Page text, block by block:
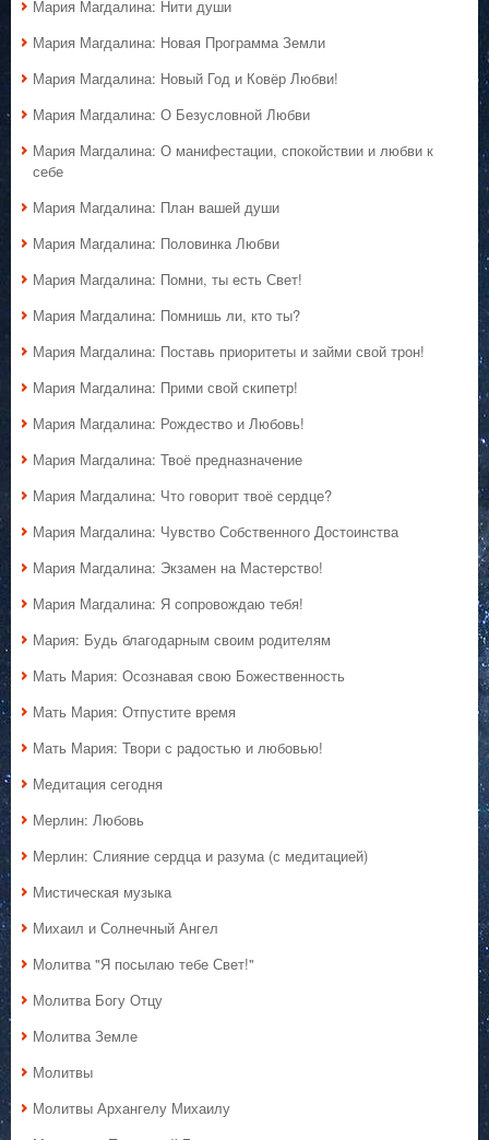
Мария Магдалина: Нити души
Мария Магдалина: Новая Программа Земли
Мария Магдалина: Новый Год и Ковёр Любви!
Мария Магдалина: О Безусловной Любви
Мария Магдалина: О манифестации, спокойствии и любви к
себе
Мария Магдалина: План вашей души
Мария Магдалина: Половинка Любви
Мария Магдалина: Помни, ты есть Свет!
Мария Магдалина: Помнишь ли, кто ты?
Мария Магдалина: Поставь приоритеты и займи свой трон!
Мария Магдалина: Прими свой скипетр!
Мария Магдалина: Рождество и Любовь!
Мария Магдалина: Твоё предназначение
Мария Магдалина: Что говорит твоё сердце?
Мария Магдалина: Чувство Собственного Достоинства
Мария Магдалина: Экзамен на Мастерство!
Мария Магдалина: Я сопровождаю тебя!
Мария: Будь благодарным своим родителям
Мать Мария: Осознавая свою Божественность
Мать Мария: Отпустите время
Мать Мария: Твори с радостью и любовью!
Медитация сегодня
Мерлин: Любовь
Мерлин: Слияние сердца и разума (с медитацией)
Мистическая музыка
Михаил и Солнечный Ангел
Молитва "Я посылаю тебе Свет!"
Молитва Богу Отцу
Молитва Земле
Молитвы
Молитвы Архангелу Михаилу